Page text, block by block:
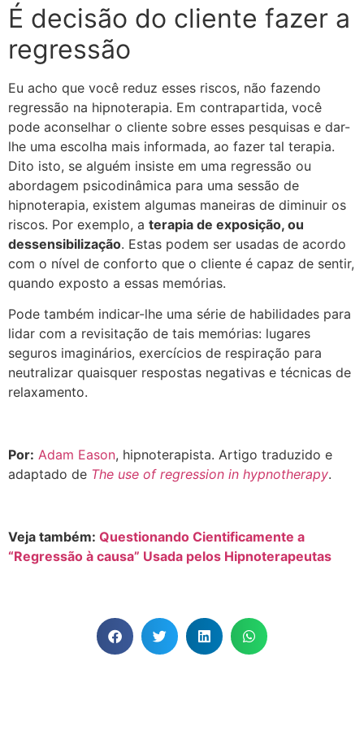
É decisão do cliente fazer a
regressão
Eu acho que você reduz esses riscos, não fazendo
regressão na hipnoterapia. Em contrapartida, você
pode aconselhar o cliente sobre esses pesquisas e dar-
lhe uma escolha mais informada, ao fazer tal terapia.
Dito isto, se alguém insiste em uma regressão ou
abordagem psicodinâmica para uma sessão de
hipnoterapia, existem algumas maneiras de diminuir os
riscos. Por exemplo, a terapia de exposição, ou
dessensibilização. Estas podem ser usadas de acordo
com o nível de conforto que o cliente é capaz de sentir,
quando exposto a essas memórias.
Pode também indicar-lhe uma série de habilidades para
lidar com a revisitação de tais memórias: lugares
seguros imaginários, exercícios de respiração para
neutralizar quaisquer respostas negativas e técnicas de
relaxamento.
Por: Adam Eason, hipnoterapista. Artigo traduzido e
adaptado de The use of regression in hypnotherapy.
Veja também: Questionando Cientificamente a
“Regressão à causa” Usada pelos Hipnoterapeutas